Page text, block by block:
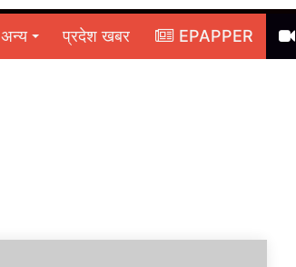
अन्य प्रदेश खबर EPAPPER